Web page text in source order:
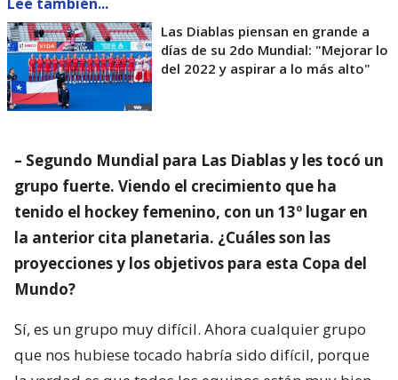
Las Diablas piensan en grande a
días de su 2do Mundial: "Mejorar lo
del 2022 y aspirar a lo más alto"
– Segundo Mundial para Las Diablas y les tocó un
grupo fuerte. Viendo el crecimiento que ha
tenido el hockey femenino, con un 13º lugar en
la anterior cita planetaria. ¿Cuáles son las
proyecciones y los objetivos para esta Copa del
Mundo?
Sí, es un grupo muy difícil. Ahora cualquier grupo
que nos hubiese tocado habría sido difícil, porque